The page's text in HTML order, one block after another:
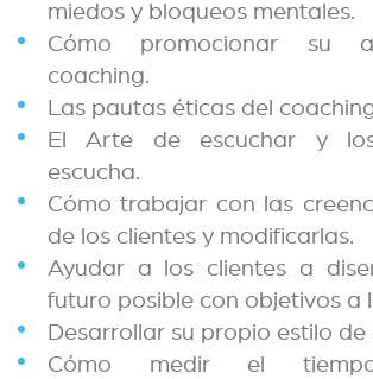
miedos y bloqueos mentales.
Cómo promocionar su
coaching.
Las pautas éticas del
El Arte de escuchar y
escucha.
Cómo trabajar con las
de los clientes y modificarlas.
Ayudar a los clientes a
futuro posible con objetivos a
Desarrollar su propio estilo de
Cómo medir el